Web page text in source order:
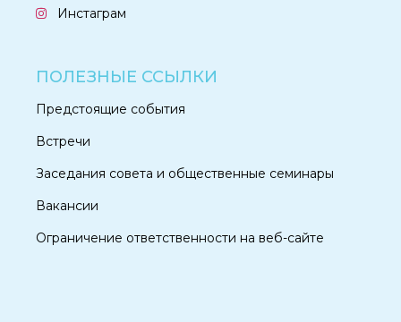
Инстаграм
ПОЛЕЗНЫЕ ССЫЛКИ
Предстоящие события
Встречи
Заседания совета и общественные семинары
Вакансии
Ограничение ответственности на веб-сайте